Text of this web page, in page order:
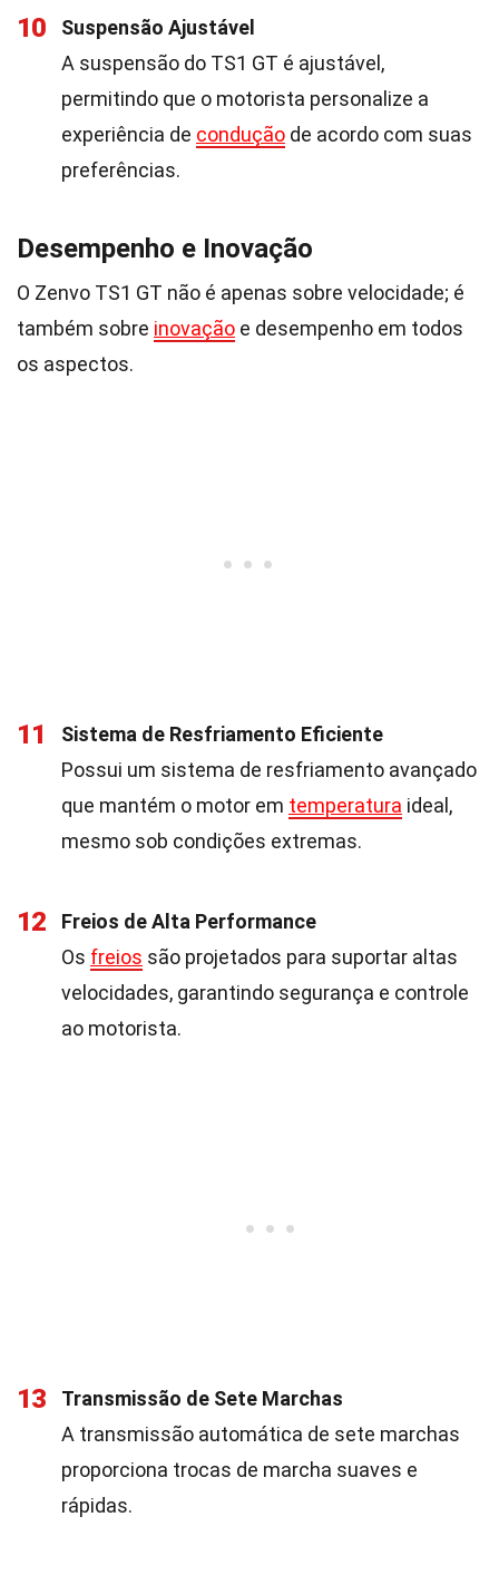
10
Suspensão Ajustável
A suspensão do TS1 GT é ajustável,
permitindo que o motorista personalize a
experiência de condução de acordo com suas
preferências.
Desempenho e Inovação
O Zenvo TS1 GT não é apenas sobre velocidade; é
também sobre inovação e desempenho em todos
os aspectos.
11
Sistema de Resfriamento Eficiente
Possui um sistema de resfriamento avançado
que mantém o motor em temperatura ideal,
mesmo sob condições extremas.
12
Freios de Alta Performance
Os freios são projetados para suportar altas
velocidades, garantindo segurança e controle
ao motorista.
13
Transmissão de Sete Marchas
A transmissão automática de sete marchas
proporciona trocas de marcha suaves e
rápidas.